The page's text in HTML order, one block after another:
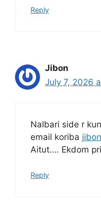
Reply
Jibon
July 7, 2026
Nalbari side r
email koriba
Aitut…. Ekdom
Reply